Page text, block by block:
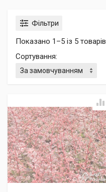
Фільтри
Показано 1–5 із 5 товарів
Сортування: